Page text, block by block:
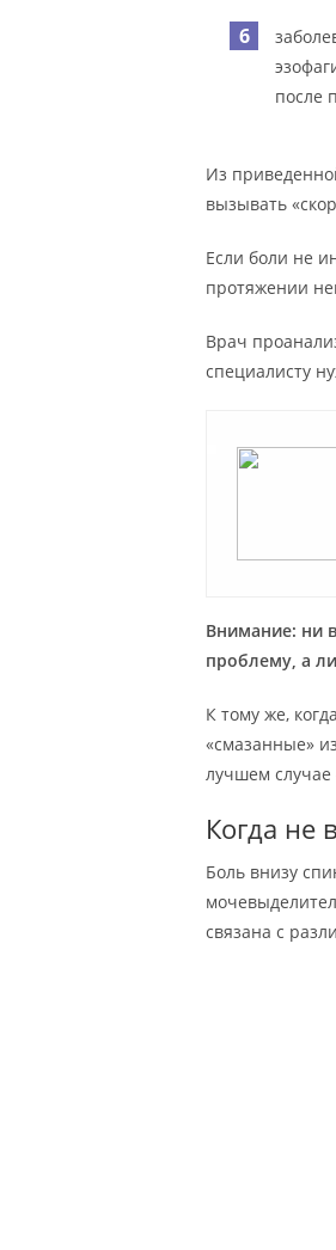
после
Из
вызывать
Если боли не
протяжении
Врач
специалисту
Внимание: ни
проблему, а
К тому же,
«смазанные»
лучшем случае
Когда не
Боль внизу
связана с